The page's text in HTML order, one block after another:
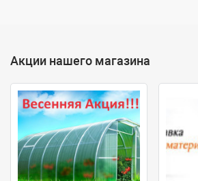
Акции нашего магазина